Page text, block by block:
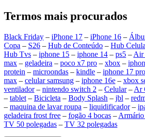
Termos mais procurados
Black Friday – iPhone 17 – iPhone 16 –
Copa – S26 – Hub de Conteúdo – Hub
Hub Tvs – iphone 15 – iphone 14 – ps5 – Air
max – geladeira – poco x7 pro – xbox –
protein – microondas – kindle – iphone 17
max – celular samsung – iphone 16e – xbox
ventilador– nintendo switch 2 – Celular– Ar
– tablet – Bicicleta – Body Splash – jbl –
– maquina de lavar roupa – liquidificador–
geladeira frost free – fogão 4 bocas – Armário
TV 50 polegadas – TV 32 polegadas